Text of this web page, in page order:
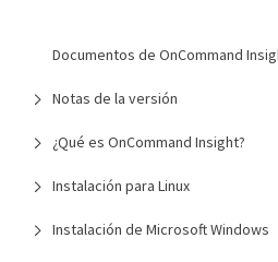
Documentos de OnCommand
Notas de la versión
¿Qué es OnCommand Insight?
Instalación para Linux
Instalación de Microsoft Windows